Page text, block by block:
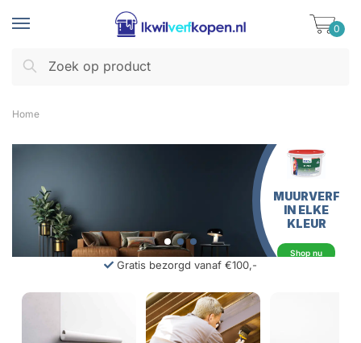
Zoeken
0
Home
MUURVERF
IN ELKE
KLEUR
Shop nu
Gratis bezorgd vanaf €100,-